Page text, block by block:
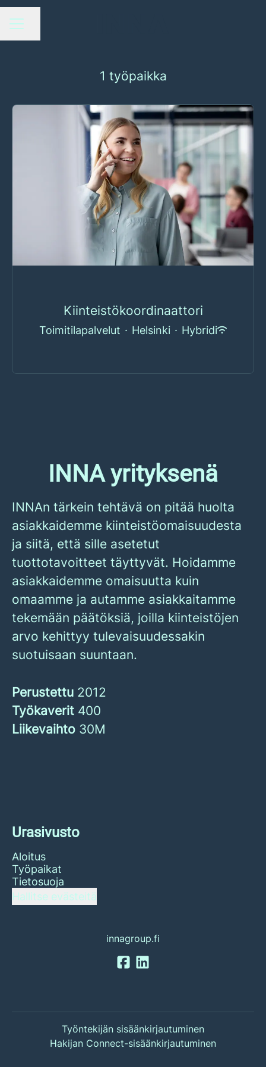
URAVALIKKO
Jaa sivu
1 työpaikka
Kiinteistökoordinaattori
Toimitilapalvelut · Helsinki · Hybridi
INNA yrityksenä
INNAn tärkein tehtävä on pitää huolta
asiakkaidemme kiinteistöomaisuudesta
ja siitä, että sille asetetut
tuottotavoitteet täyttyvät. Hoidamme
asiakkaidemme omaisuutta kuin
omaamme ja autamme asiakkaitamme
tekemään päätöksiä, joilla kiinteistöjen
arvo kehittyy tulevaisuudessakin
suotuisaan suuntaan.
Perustettu 2012
Työkaverit 400
Liikevaihto 30M
Urasivusto
Aloitus
Työpaikat
Tietosuoja
Hallitse evästeitä
innagroup.fi
Työntekijän sisäänkirjautuminen
Hakijan Connect-sisäänkirjautuminen